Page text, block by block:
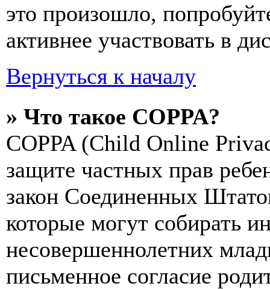
это произошло,
активнее участвовать в
Вернуться к началу
» Что такое COPPA?
COPPA (Child Online
защите частных прав
закон Соединенных
которые могут собирать
несовершеннолетних
письменное согласие